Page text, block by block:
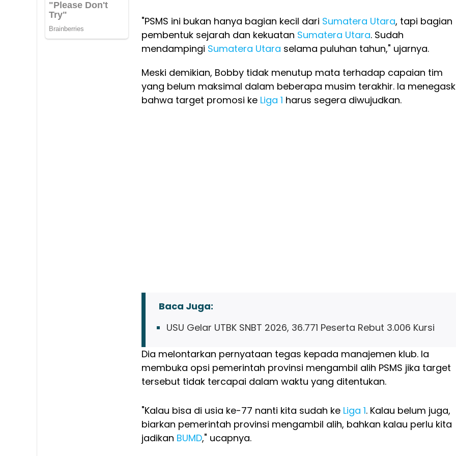
"PSMS ini bukan hanya bagian kecil dari Sumatera Utara, tapi bagian
pembentuk sejarah dan kekuatan Sumatera Utara. Sudah
mendampingi Sumatera Utara selama puluhan tahun," ujarnya.
Meski demikian, Bobby tidak menutup mata terhadap capaian tim
yang belum maksimal dalam beberapa musim terakhir. Ia
bahwa target promosi ke Liga 1 harus segera diwujudkan.
Baca Juga:
USU Gelar UTBK SNBT 2026, 36.771 Peserta Rebut 3.006 Kursi
Dia melontarkan pernyataan tegas kepada manajemen klub. Ia
membuka opsi pemerintah provinsi mengambil alih PSMS jika target
tersebut tidak tercapai dalam waktu yang ditentukan.
"Kalau bisa di usia ke-77 nanti kita sudah ke Liga 1. Kalau belum juga,
biarkan pemerintah provinsi mengambil alih, bahkan kalau perlu kita
jadikan BUMD," ucapnya.